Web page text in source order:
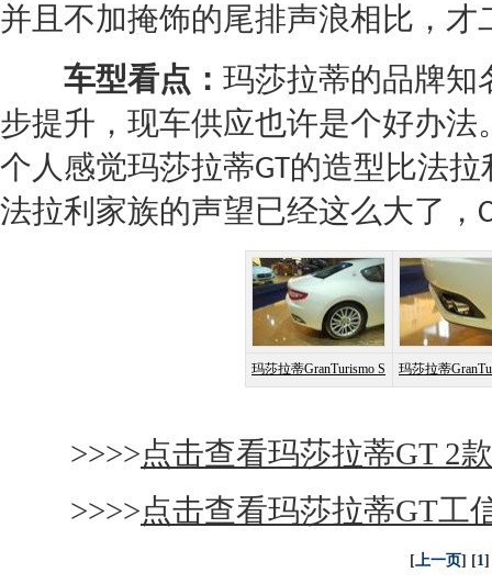
并且不加掩饰的尾排声浪相比，
车型看点： 玛莎拉蒂的品牌知
步提升，现车供应也许是个好办法
个人感觉玛莎拉蒂GT的造型比法拉
法拉利 家族的声望已经这么大了，
玛莎拉蒂GranTurismo S 玛莎拉蒂
>>>>点击查看玛莎拉蒂GT 2
>>>>点击查看玛莎拉蒂GT工
[上一页] [1]